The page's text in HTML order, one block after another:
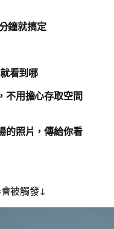
鐘就搞定
看到哪
不用擔心存取空間
的照片，傳給你看
被觸發↓